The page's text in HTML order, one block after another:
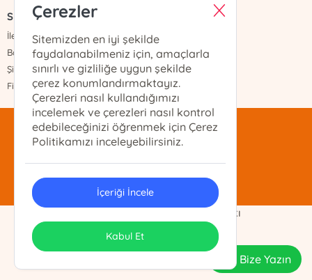
Sayfalar
İletişim
Banka Hesapları
Şifremi Unuttum
Fiyat Listesi
mentis@mentis.com.tr
(212)-210-74-74
Demo Ticaret Ltd. Şti. Telif Hakkı
Tasarım & Uygulama
Bize Yazın
Çerezler
Sitemizden en iyi şekilde
faydalanabilmeniz için, amaçlarla
sınırlı ve gizliliğe uygun şekilde
çerez konumlandırmaktayız.
Çerezleri nasıl kullandığımızı
incelemek ve çerezleri nasıl kontrol
edebileceğinizi öğrenmek için Çerez
Politikamızı inceleyebilirsiniz.
İçeriği İncele
Kabul Et